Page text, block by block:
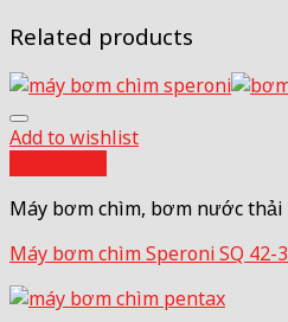
Related products
Add to wishlist
Máy bơm chìm, bơm nước thải
Máy bơm chìm Speroni SQ 42-3